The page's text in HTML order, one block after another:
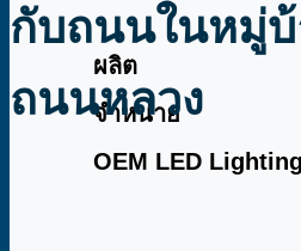
ผลิต
จำหน่าย
OEM LED Lighting
กับถนนในหมู่
ถนนหลวง